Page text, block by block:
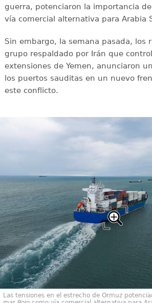
guerra, potenciaron la importancia
vía comercial alternativa para Arabia
Sin embargo, la semana pasada, los
grupo respaldado por Irán que
extensiones de Yemen, anunciaron
los puertos sauditas en un nuevo
este conflicto.
Las tensiones en el estrecho de Ormuz